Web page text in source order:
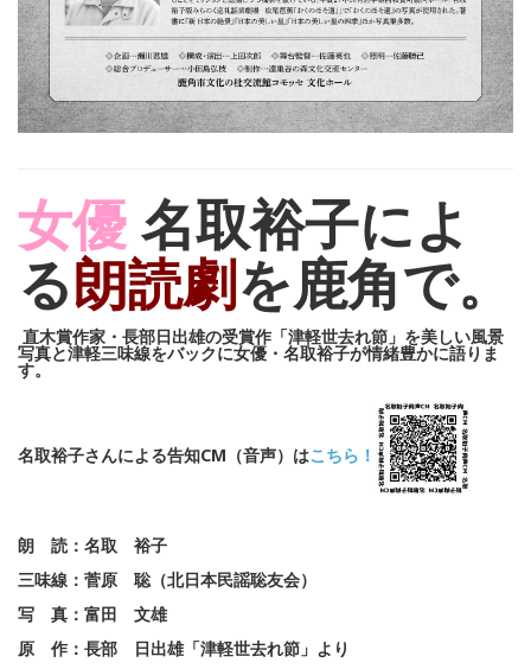
女優名取裕子によ
る朗読劇を鹿角で。
直木賞作家・長部日出雄の受賞作「津軽世去れ節」を美しい風景
写真と津軽三味線をバックに女優・名取裕子が情緒豊かに語りま
す。
名取裕子さんによる告知CM（音声）はこちら！
朗 読：名取 裕子
三味線：菅原 聡（北日本民謡聡友会）
写 真：富田 文雄
原 作：長部 日出雄「津軽世去れ節」より